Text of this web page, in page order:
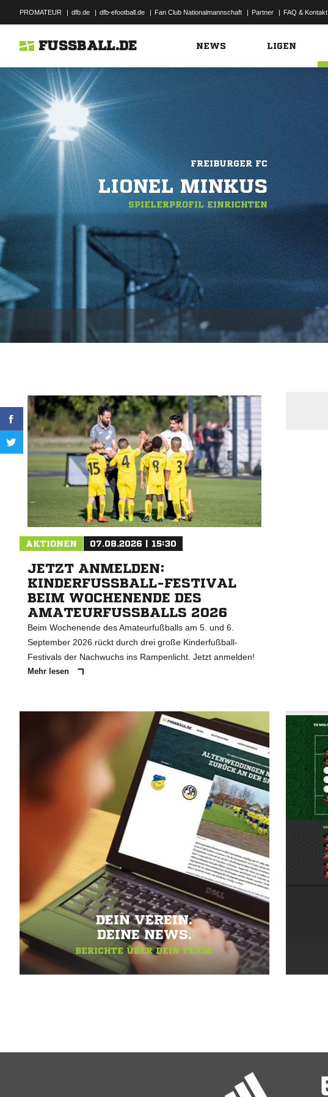
PROMATEUR | dfb.de | dfb-efootball.de | Fan Club Nationalmannschaft | Partner | FAQ & Kontakt
FUSSBALL.DE NEWS LIGEN
FREIBURGER FC
LIONEL MINKUS
SPIELERPROFIL EINRICHTEN
AKTIONEN 07.08.2026 | 15:30
JETZT ANMELDEN:
KINDERFUSSBALL-FESTIVAL B
EIM WOCHENENDE DES A
MATEURFUSSBALLS 2026
Beim Wochenende des Amateurfußballs am 5. und 6.
September 2026 rückt durch drei große Kinderfußball-
Festivals der Nachwuchs ins Rampenlicht. Jetzt anmelden!
Mehr lesen
DEIN VEREIN.
DEINE NEWS.
BERICHTE ÜBER DEIN TEAM.